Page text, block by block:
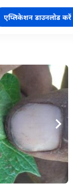
एप्लिकेशन डाउनलोड करें